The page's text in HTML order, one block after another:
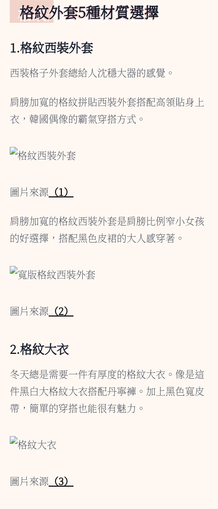
格紋外套5種材質選擇
1.格紋西裝外套
西裝格子外套總給人沈穩大器的感覺。
肩膀加寬的格紋拼貼西裝外套搭配高領貼身上
衣，韓國偶像的霸氣穿搭方式。
圖片來源 （1）
肩膀加寬的格紋西裝外套是肩膀比例窄小女孩
的好選擇，搭配黑色皮裙的大人感穿著。
圖片來源 （2）
2.格紋大衣
冬天總是需要一件有厚度的格紋大衣。像是這
件黑白大格紋大衣搭配丹寧褲。加上黑色寬皮
帶，簡單的穿搭也能很有魅力。
圖片來源 （3）